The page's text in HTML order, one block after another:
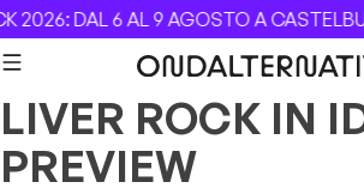
Skip to content
2026: DAL 6 AL 9 AGOSTO A
LIVER ROCK IN
PREVIEW